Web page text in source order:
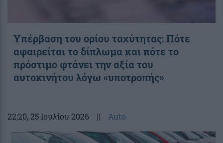
Υπέρβαση του ορίου ταχύτητας: Πότε
αφαιρείται το δίπλωμα και πότε το
πρόστιμο φτάνει την αξία του
αυτοκινήτου λόγω «υποτροπής»
22:20, 25 Ιουλίου 2026 || Auto